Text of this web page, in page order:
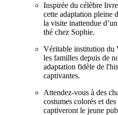
Inspirée du célèbre
cette adaptation pleine
la visite inattendue
thé chez Sophie.
Véritable institution du
les familles depuis de
adaptation fidèle de
captivantes.
Attendez-vous à des
costumes colorés et
captiveront le jeune